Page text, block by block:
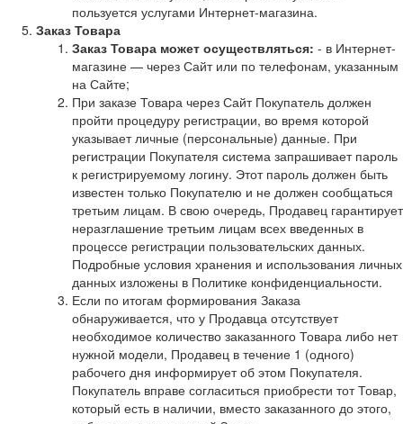
пользуется услугами Интернет-магазина.
Заказ Товара
Заказ Товара может осуществляться: - в Интернет-
магазине — через Сайт или по телефонам, указанным
на Сайте;
При заказе Товара через Сайт Покупатель должен
пройти процедуру регистрации, во время которой
указывает личные (персональные) данные. При
регистрации Покупателя система запрашивает пароль
к регистрируемому логину. Этот пароль должен быть
известен только Покупателю и не должен сообщаться
третьим лицам. В свою очередь, Продавец гарантирует
неразглашение третьим лицам всех введенных в
процессе регистрации пользовательских данных.
Подробные условия хранения и использования личных
данных изложены в Политике конфиденциальности.
Если по итогам формирования Заказа
обнаруживается, что у Продавца отсутствует
необходимое количество заказанного Товара либо нет
нужной модели, Продавец в течение 1 (одного)
рабочего дня информирует об этом Покупателя.
Покупатель вправе согласиться приобрести тот Товар,
который есть в наличии, вместо заказанного до этого,